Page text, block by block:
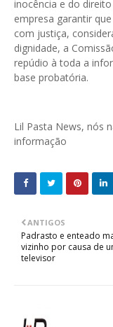
inocência e do
empresa garantir
com justiça,
dignidade, a
repúdio à toda a
base probatória.
Lil Pasta News, nós
informação
ANTIGOS
Padrasto e enteado
vizinho por causa de
televisor